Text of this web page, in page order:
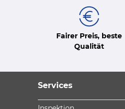
Fairer Preis, beste
Qualität
Services